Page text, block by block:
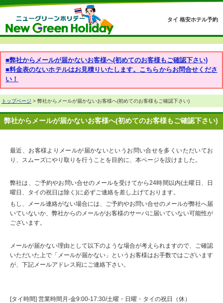
タイ 格安ホテル予約
■弊社からメールが届かないお客様へ(初めてのお客様もご確認下さい)
■料金表のないホテルはお見積りいたします。こちらからお問合せくださ
い！
トップページ > 弊社からメールが届かないお客様へ(初めてのお客様もご確認下さい)
弊社からメールが届かないお客様へ(初めてのお客様もご確認下さい)
最近、お客様よりメールが届かないというお問い合せを多くいただいてお
り、スムーズにやり取りを行うことを目的に、本ページを設けました。
弊社は、ご予約やお問い合せのメールを受けてから24時間以内(土曜日、日
曜日、タイの祝日は除く)に必ずご連絡を差し上げております。
もし、メール連絡がない場合には、ご予約やお問い合せのメールが弊社へ届
いていないか、弊社からのメールがお客様のサーバに届いていない可能性が
ございます。
メールが届かない理由として以下のような場合が考えられますので、ご確認
いただいた上で「メールが届かない」というお客様はお手数ではございます
が、下記メールアドレス宛にご連絡下さい。
[タイ時間] 営業時間月-金9:00-17:30/土曜・日曜・タイの祝日（休）